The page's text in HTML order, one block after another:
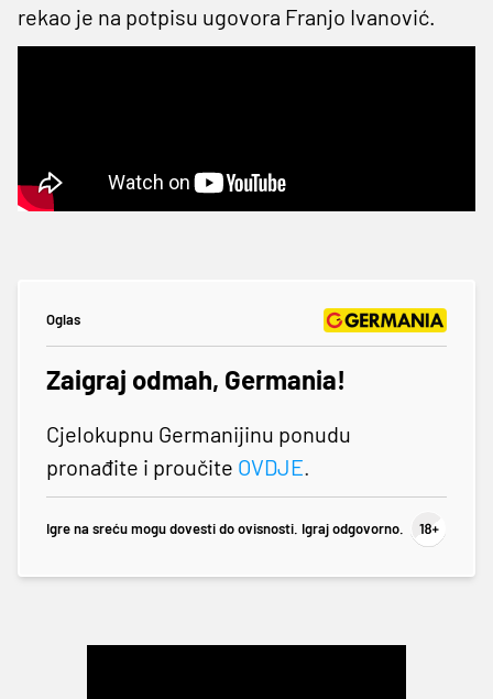
rekao je na potpisu ugovora Franjo Ivanović.
Oglas
Zaigraj odmah, Germania!
Cjelokupnu Germanijinu ponudu
pronađite i proučite OVDJE
Igre na sreću mogu dovesti do ovisnosti. Igraj odgovorno.